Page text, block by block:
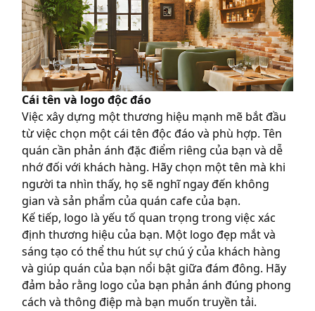
Cái tên và logo độc đáo
Việc xây dựng một thương hiệu mạnh mẽ bắt đầu
từ việc chọn một cái tên độc đáo và phù hợp. Tên
quán cần phản ánh đặc điểm riêng của bạn và dễ
nhớ đối với khách hàng. Hãy chọn một tên mà khi
người ta nhìn thấy, họ sẽ nghĩ ngay đến không
gian và sản phẩm của quán cafe của bạn.
Kế tiếp, logo là yếu tố quan trọng trong việc xác
định thương hiệu của bạn. Một logo đẹp mắt và
sáng tạo có thể thu hút sự chú ý của khách hàng
và giúp quán của bạn nổi bật giữa đám đông. Hãy
đảm bảo rằng logo của bạn phản ánh đúng phong
cách và thông điệp mà bạn muốn truyền tải.